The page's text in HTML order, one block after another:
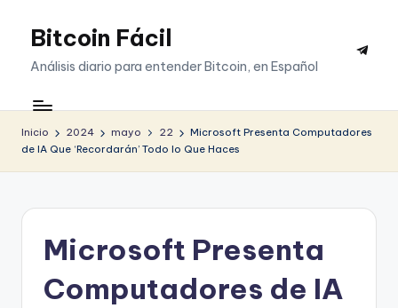
SaltarBitcoin Fácil
Análisis diario para entender Bitcoin, en Español
Inicio 2024 mayo 22
Microsoft Presenta Computadores
de IA Que ‘Recordarán’ Todo lo Que Haces
Microsoft Presenta
Computadores de IA